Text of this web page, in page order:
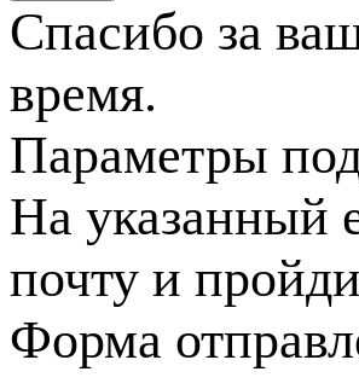
Спасибо за
время.
Параметры
На указанный
почту и
Форма